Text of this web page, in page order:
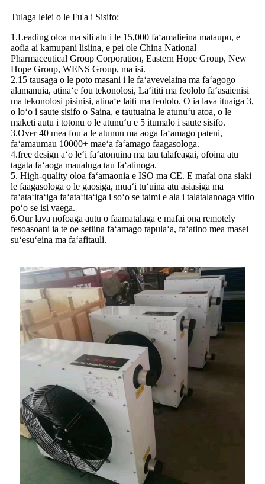
Tulaga lelei o le Fu'a i Sisifo:
1.Leading oloa ma sili atu i le 15,000 faʻamalieina mataupu, e
aofia ai kamupani lisiina, e pei ole China National
Pharmaceutical Group Corporation, Eastern Hope Group, New
Hope Group, WENS Group, ma isi.
2.15 tausaga o le poto masani i le faʻavevelaina ma faʻagogo
alamanuia, atinaʻe fou tekonolosi, Laʻititi ma feololo faʻasaienisi
ma tekonolosi pisinisi, atinaʻe laiti ma feololo. O ia lava ituaiga 3,
o loʻo i saute sisifo o Saina, e tautuaina le atunuʻu atoa, o le
maketi autu i totonu o le atunuʻu e 5 itumalo i saute sisifo.
3.Over 40 mea fou a le atunuu ma aoga faʻamago pateni,
faʻamaumau 10000+ maeʻa faʻamago faagasologa.
4.free design aʻo leʻi faʻatonuina ma tau talafeagai, ofoina atu
tagata faʻaoga maualuga tau faʻatinoga.
5. High-quality oloa faʻamaonia e ISO ma CE. E mafai ona siaki
le faagasologa o le gaosiga, muaʻi tuʻuina atu asiasiga ma
faʻataʻitaʻiga faʻataʻitaʻiga i soʻo se taimi e ala i talatalanoaga vitio
poʻo se isi vaega.
6.Our lava nofoaga autu o faamatalaga e mafai ona remotely
fesoasoani ia te oe setiina faʻamago tapulaʻa, faʻatino mea masei
suʻesuʻeina ma faʻafitauli.